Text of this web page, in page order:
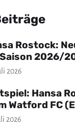
Rostock:
2026/
2026
Hansa
Watford FC
2026